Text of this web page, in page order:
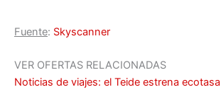
Fuente: Skyscanner
VER OFERTAS RELACIONADAS
Noticias de viajes: el Teide estrena